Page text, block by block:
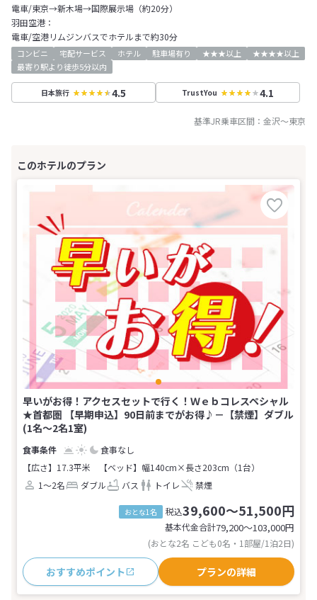
電車/東京→新木場→国際展示場（約20分）
羽田空港：
電車/空港リムジンバスでホテルまで約30分
コンビニ 宅配サービス ホテル 駐車場有り ★★★以上
★★★★以上
最寄り駅より徒歩5分以内
日本旅行 4.5 TrustYou 4.1
基準JR乗車区間： 金沢～東京
早いがお得！アクセスセットで行く！Ｗｅｂコレスペシャル
★首都圏 【早期申込】90日前までがお得♪－【禁煙】ダブル
(1名～2名1室)
食事なし
【広さ】17.3平米
【ベッド】幅140cm×長さ203cm（1台）
1～2名
ダブル バス トイレ 禁煙
おとな1名 税込39,600～51,500円
基本代金合計79,200〜103,000円
(おとな2名 こども0名・1部屋/1泊2日)
おすすめポイント プランの詳細